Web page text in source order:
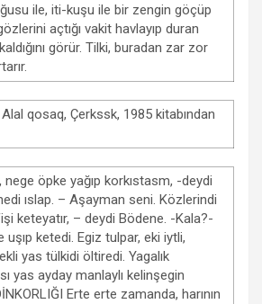
ile, iti-kuşu ile bir zengin göçüp
açtığı vakit havlayıp duran
görür. Tilki, buradan zar zor
qosaq, Çerkssk, 1985 kitabından
nege öpke yağıp korkıstasm, -deydi
ıslap. – Aşayman seni. Közlerindi
keteyatır, – deydi Bödene. -Kala?-
uşıp ketedi. Egiz tulpar, eki iytli,
yas tülkidi öltiredi. Yagalık
yas ayday manlaylı kelinşegin
Erte erte zamanda, harının